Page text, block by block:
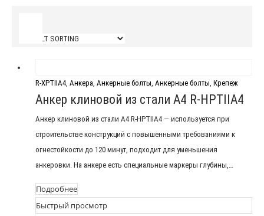
R-XPTIIA4 Анкера Анкерные болты Анкерные болты Крепеж
Анкер клиновой из стали А4 R-HPTIIA4
Анкер клиновой из стали А4 R-HPTIIA4 — используется при
строительстве конструкций с повышенными требованиями к
огнестойкости до 120 минут, подходит для уменьшения
анкеровки. На анкере есть специальные маркеры глубины,…
Подробнее
Быстрый просмотр